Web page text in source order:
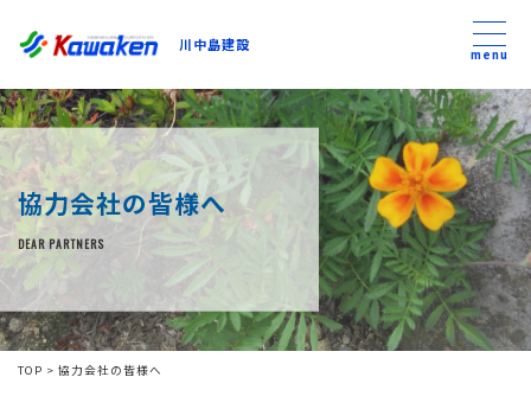
川中島建設
川中島建設
トップ
トピックス
事業内容
私たちについて
menu
協力会社の皆様へ
DEAR PARTNERS
TOP > 協力会社の皆様へ